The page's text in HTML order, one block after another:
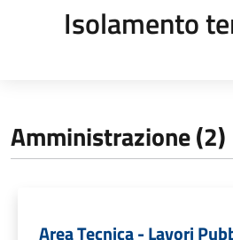
Isolamento
Amministrazione (2)
Area Tecnica - Lavori